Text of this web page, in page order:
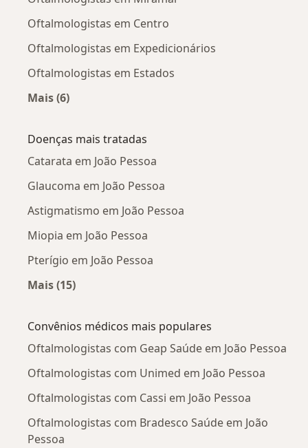
Oftalmologistas em Centro
Oftalmologistas em Expedicionários
Oftalmologistas em Estados
Mais (6)
Doenças mais tratadas
Catarata em João Pessoa
Glaucoma em João Pessoa
Astigmatismo em João Pessoa
Miopia em João Pessoa
Pterígio em João Pessoa
Mais (15)
Convênios médicos mais populares
Oftalmologistas com Geap Saúde em João Pessoa
Oftalmologistas com Unimed em João Pessoa
Oftalmologistas com Cassi em João Pessoa
Oftalmologistas com Bradesco Saúde em João
Pessoa